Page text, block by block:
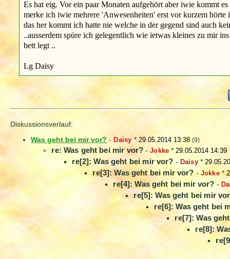
Es hat eig. Vor ein paar Monaten aufgehört aber iwie kommt
merke ich iwie mehrere 'Anwesenheiten' erst vor kurzem
das her kommt ich hatte nie welche in der gegend sind auch
..ausserdem spüre ich gelegentlich wie ietwas kleines zu mir
bett legt ..
Lg Daisy
Diskussionsverlauf:
Was geht bei mir vor? -Daisy * 29.05.2014 13:38 (9)
re: Was geht bei mir vor? -Jokke *29.05.2014 14:39
re[2]: Was geht bei mir vor? - Daisy*
re[3]: Was geht bei mir vor? -Jokke*
re[4]: Was geht bei mir vor? -
re[5]: Was geht bei mir
re[6]: Was geht bei
re[7]: Was
re[8]: